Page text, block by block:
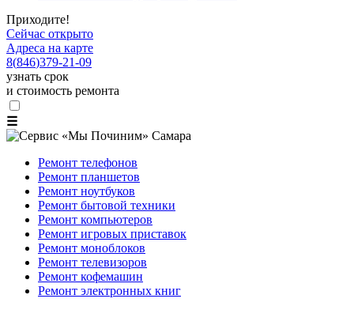
Приходите!
Сейчас открыто
Адреса на карте
8(846)379-21-09
узнать срок
и стоимость ремонта
☰
Ремонт телефонов
Ремонт планшетов
Ремонт ноутбуков
Ремонт бытовой техники
Ремонт компьютеров
Ремонт игровых приставок
Ремонт моноблоков
Ремонт телевизоров
Ремонт кофемашин
Ремонт электронных книг